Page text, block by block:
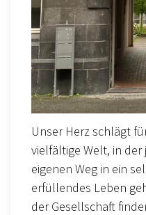
Unser Herz schlägt
vielfältige Welt, in der
eigenen Weg in ein
erfüllendes Leben
der Gesellschaft